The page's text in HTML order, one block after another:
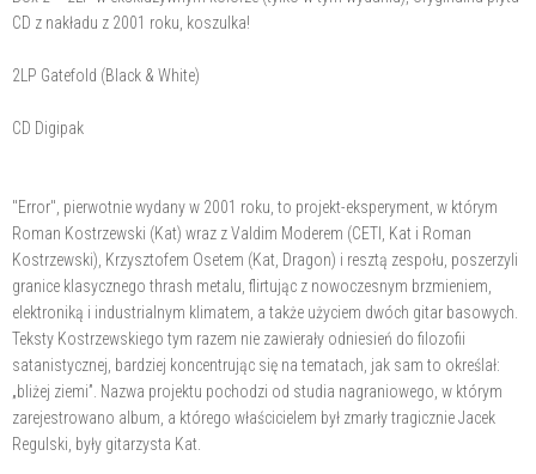
CD z nakładu z 2001 roku, koszulka!
2LP Gatefold (Black & White)
CD Digipak
"Error", pierwotnie wydany w 2001 roku, to projekt-eksperyment, w którym
Roman Kostrzewski (Kat) wraz z Valdim Moderem (CETI, Kat i Roman
Kostrzewski), Krzysztofem Osetem (Kat, Dragon) i resztą zespołu, poszerzyli
granice klasycznego thrash metalu, flirtując z nowoczesnym brzmieniem,
elektroniką i industrialnym klimatem, a także użyciem dwóch gitar basowych.
Teksty Kostrzewskiego tym razem nie zawierały odniesień do filozofii
satanistycznej, bardziej koncentrując się na tematach, jak sam to określał:
„bliżej ziemi”. Nazwa projektu pochodzi od studia nagraniowego, w którym
zarejestrowano album, a którego właścicielem był zmarły tragicznie Jacek
Regulski, były gitarzysta Kat.